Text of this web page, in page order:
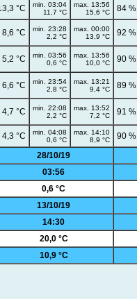
°C
min. 03:04
11,7 °C
max. 13:56
15,6 °C
84 %
8,6 °C
min. 23:28
2,2 °C
max. 00:00
13,9 °C
92 %
5,2 °C
min. 03:56
0,6 °C
max. 13:56
10,0 °C
90 %
6,6 °C
min. 23:54
2,8 °C
max. 13:21
9,4 °C
89 %
4,7 °C
min. 22:08
2,2 °C
max. 13:52
7,2 °C
91 %
4,3 °C
min. 04:08
0,6 °C
max. 14:10
8,9 °C
90 %
28/10/19
03:56
0,6 °C
13/10/19
14:30
20,0 °C
10,9 °C